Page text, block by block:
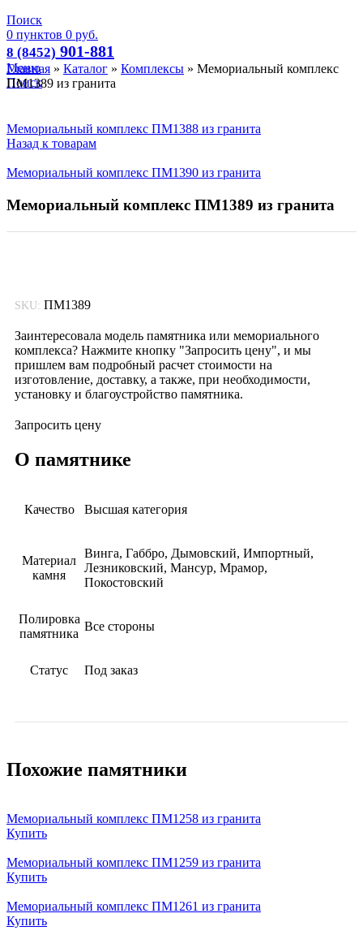
Поиск
0 пунктов 0 руб.
8 (8452) 901-881
Меню
Поиск
Главная » Каталог » Комплексы » Мемориальный комплекс
ПМ1389 из гранита
Мемориальный комплекс ПМ1388 из гранита
Назад к товарам
Мемориальный комплекс ПМ1390 из гранита
Мемориальный комплекс ПМ1389 из гранита
SKU: ПМ1389
Заинтересовала модель памятника или мемориального
комплекса? Нажмите кнопку "Запросить цену", и мы
пришлем вам подробный расчет стоимости на
изготовление, доставку, а также, при необходимости,
установку и благоустройство памятника.
Запросить цену
О памятнике
Качество Высшая категория
Материал
камня
Винга, Габбро, Дымовский, Импортный,
Лезниковский, Мансур, Мрамор,
Покостовский
Полировка
памятника
Все стороны
Статус Под заказ
Похожие памятники
Мемориальный комплекс ПМ1258 из гранита
Купить
Мемориальный комплекс ПМ1259 из гранита
Купить
Мемориальный комплекс ПМ1261 из гранита
Купить